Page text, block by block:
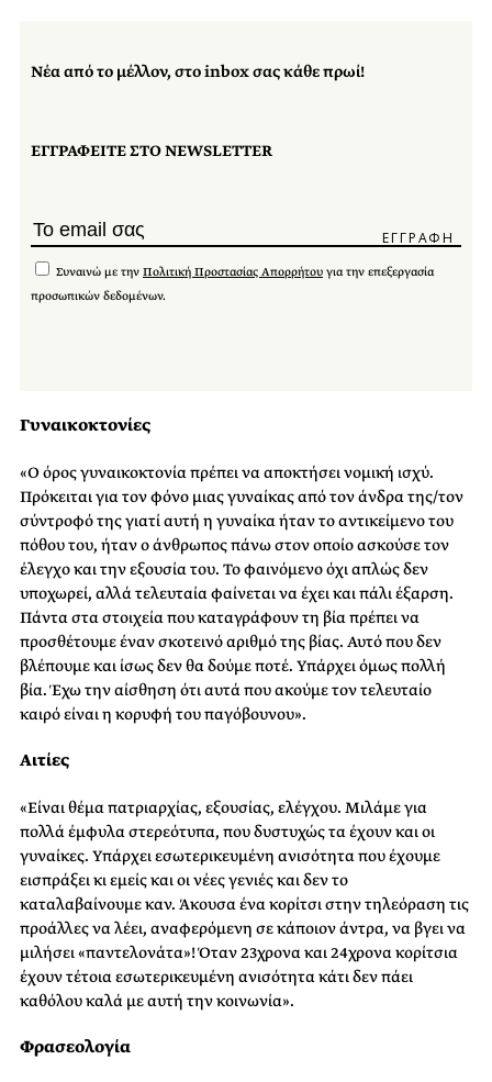
Νέα από το μέλλον, στο inbox σας κάθε πρωί!
ΕΓΓΡΑΦΕΙΤΕ ΣΤΟ NEWSLETTER
Συναινώ με την Πολιτική Προστασίας Απορρήτου για την επεξεργασία
προσωπικών δεδομένων.
Γυναικοκτονίες
«Ο όρος γυναικοκτονία πρέπει να αποκτήσει νομική ισχύ.
Πρόκειται για τον φόνο μιας γυναίκας από τον άνδρα της/τον
σύντροφό της γιατί αυτή η γυναίκα ήταν το αντικείμενο του
πόθου του, ήταν ο άνθρωπος πάνω στον οποίο ασκούσε τον
έλεγχο και την εξουσία του. Το φαινόμενο όχι απλώς δεν
υποχωρεί, αλλά τελευταία φαίνεται να έχει και πάλι έξαρση.
Πάντα στα στοιχεία που καταγράφουν τη βία πρέπει να
προσθέτουμε έναν σκοτεινό αριθμό της βίας. Αυτό που δεν
βλέπουμε και ίσως δεν θα δούμε ποτέ. Υπάρχει όμως πολλή
βία. Έχω την αίσθηση ότι αυτά που ακούμε τον τελευταίο
καιρό είναι η κορυφή του παγόβουνου».
Αιτίες
«Είναι θέμα πατριαρχίας, εξουσίας, ελέγχου. Μιλάμε για
πολλά έμφυλα στερεότυπα, που δυστυχώς τα έχουν και οι
γυναίκες. Υπάρχει εσωτερικευμένη ανισότητα που έχουμε
εισπράξει κι εμείς και οι νέες γενιές και δεν το
καταλαβαίνουμε καν. Άκουσα ένα κορίτσι στην τηλεόραση τις
προάλλες να λέει, αναφερόμενη σε κάποιον άντρα, να βγει να
μιλήσει «παντελονάτα»! Όταν 23χρονα και 24χρονα κορίτσια
έχουν τέτοια εσωτερικευμένη ανισότητα κάτι δεν πάει
καθόλου καλά με αυτή την κοινωνία».
Φρασεολογία